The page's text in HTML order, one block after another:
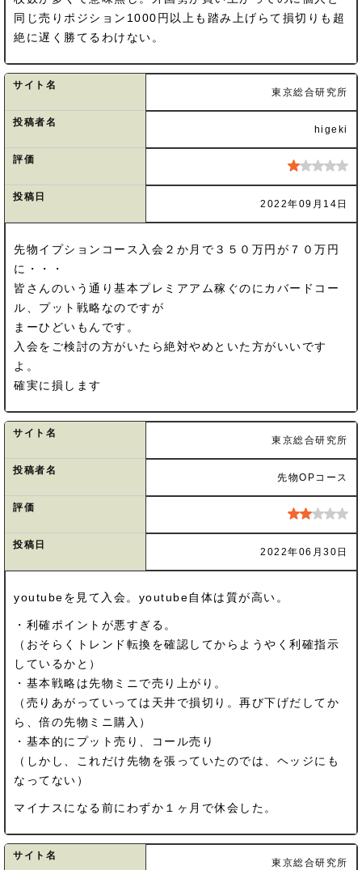
同じ売りポジション1000円以上も踏み上げらて損切りも超
絶に遅く勝てるわけない。
サイト名
東京総合研究所
投稿者名
higeki
評価
投稿日
2022年09月14日
先物イプションコース入会２か月で３５０万円が７０万円
に・・・
皆さんのいう通り基本プレミアアム稼ぐのにカバードコー
ル、プット戦略なのですが
まーひどいもんです。
入会をご検討の方がいたら絶対やめといた方がいいです
よ。
確実に損します
サイト名
東京総合研究所
投稿者名
先物OPコース
評価
投稿日
2022年06月30日
youtubeを見て入会。youtube自体は質が高い。
・利確ポイントが悪すぎる。
（おそらくトレンド転換を確認してからようやく利確指示
しているかと）
・基本戦略は先物ミニで売り上がり。
（売りあがっていっては天井で損切り。再び下げだしてか
ら、倍の先物ミニ購入）
・基本的にプット売り、コール売り
（しかし、これだけ先物を張っていたのでは、ヘッジにも
なってない）
マイナスになる前にわずか１ヶ月で休会した。
サイト名
東京総合研究所